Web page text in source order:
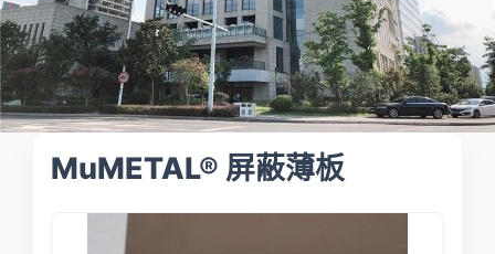
MuMETAL® 屏蔽薄板